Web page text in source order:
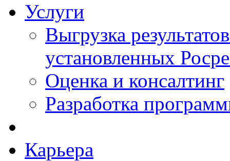
Услуги
Выгрузка
установленных
Оценка и консалтинг
Разработка
Карьера